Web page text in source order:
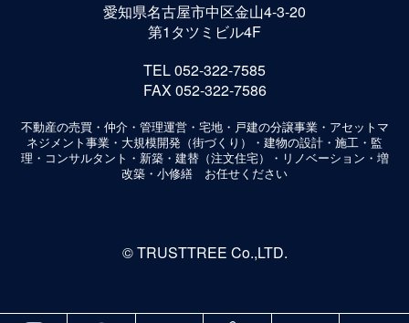
愛知県名古屋市中区金山4-3-20
第1タツミビル4F
TEL 052-322-7585
FAX 052-322-7586
不動産の売買・仲介・管理運営・宅地・戸建の分譲事業・アセットマ
ネジメント事業・大規模開発（街づくり）・建物の設計・施工・監
理・コンサルタント・新築・建替（注文住宅）・リノベーション・増
改築・小修繕 お任せください
©TRUSTTREE Co.,LTD.